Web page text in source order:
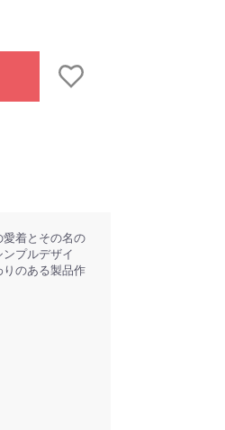
着とその名の
プルデザイ
りのある製品作